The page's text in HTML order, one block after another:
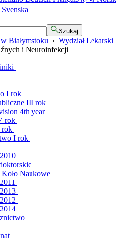
Svenska
Szukaj
Białymstoku › Wydział Lekarski
i Neuroinfekcji
I rok
III rok
4th year
rok
rok
I rok
Koło Naukowe